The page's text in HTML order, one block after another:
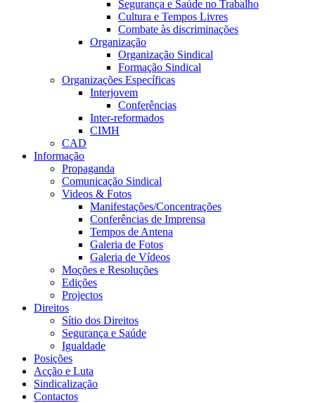
Segurança e Saúde no Trabalho
Cultura e Tempos Livres
Combate às discriminações
Organização
Organização Sindical
Formação Sindical
Organizações Específicas
Interjovem
Conferências
Inter-reformados
CIMH
CAD
Informação
Propaganda
Comunicação Sindical
Videos & Fotos
Manifestações/Concentrações
Conferências de Imprensa
Tempos de Antena
Galeria de Fotos
Galeria de Vídeos
Moções e Resoluções
Edições
Projectos
Direitos
Sítio dos Direitos
Segurança e Saúde
Igualdade
Posições
Acção e Luta
Sindicalização
Contactos